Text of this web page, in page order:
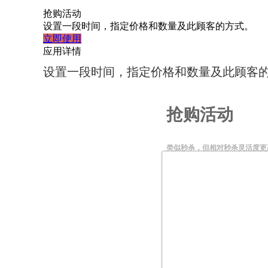
抢购活动
设置一段时间，指定价格和数量及此顾客的方式。
立即使用
应用详情
设置一段时间，指定价格和数量及此顾客的
抢购活动
类似秒杀，但相对秒杀灵活度